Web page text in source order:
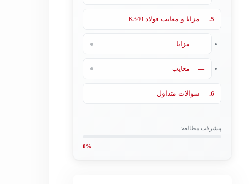
5. مزایا و معایب فولاد K340
— مزایا
— معایب
6. سوالات متداول
پیشرفت مطالعه:
0%